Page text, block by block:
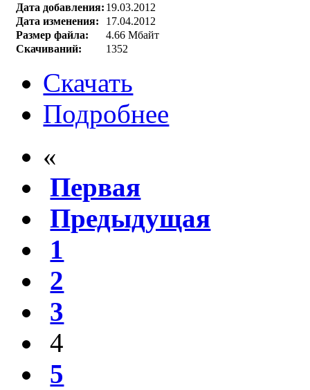
Дата добавления: 19.03.2012
Дата изменения:
17.04.2012
Размер файла:
4.66 Мбайт
Скачиваний:
1352
Скачать
Подробнее
«
Первая
Предыдущая
1
2
3
4
5